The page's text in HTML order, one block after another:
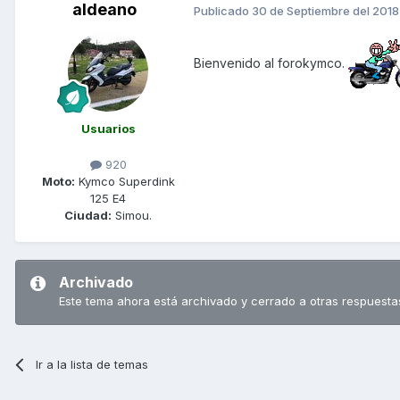
aldeano
Usuarios
920
Moto: Kymco Superdink
125 E4
Ciudad: Simou.
Publicado 30 de Septiembre del 2018
Bienvenido al forokymco.
Archivado
Este tema ahora está archivado y cerrado a otras
Ir a la lista de temas